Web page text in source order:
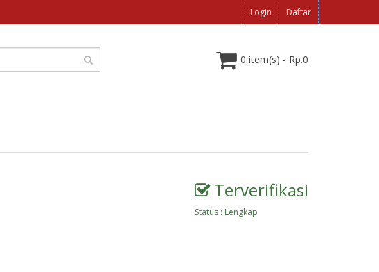
Login Daftar
0 item(s) - Rp.0
Terverifikasi
Status : Lengkap